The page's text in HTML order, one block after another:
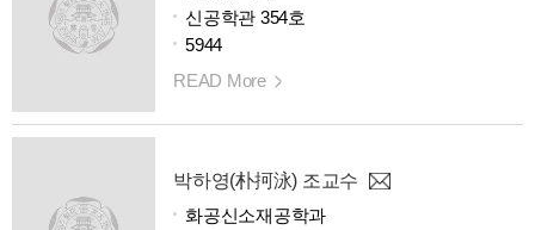
신공학관 354호
5944
READ More
박하영(朴抲泳) 조교수
화공신소재공학과